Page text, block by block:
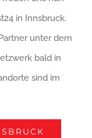
in Innsbruck.
unter dem
bald in
sind im